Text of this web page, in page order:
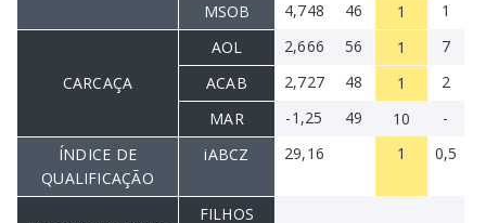
MSOB
4,748 46 1 1
CARCAÇA
AOL 2,666 56 1
7
ACAB
2,727 48 1
2
MAR
-1,25 49 10
-
ÍNDICE DE
QUALIFICAÇÃO
iABCZ 29,16 1 0,5
FILHOS